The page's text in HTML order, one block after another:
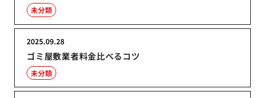
未分類
ゴミ屋敷業者料金比べるコツ
2025.09.28
未分類